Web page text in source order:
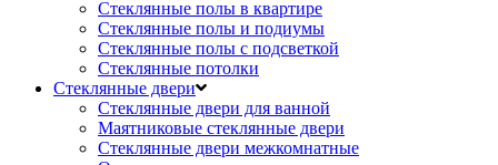
Стеклянные полы в квартире
Стеклянные полы и подиумы
Стеклянные полы с подсветкой
Стеклянные потолки
Стеклянные двери
Стеклянные двери для ванной
Маятниковые стеклянные двери
Стеклянные двери межкомнатные